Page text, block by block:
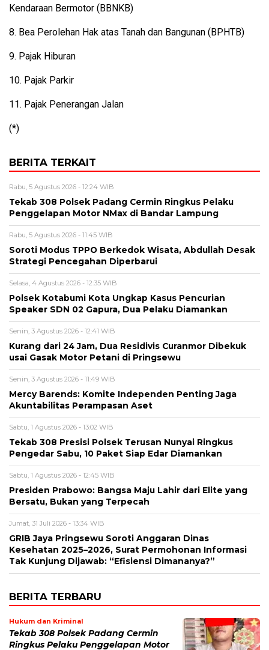
Kendaraan Bermotor (BBNKB)
8. Bea Perolehan Hak atas Tanah dan Bangunan (BPHTB)
9. Pajak Hiburan
10. Pajak Parkir
11. Pajak Penerangan Jalan
(*)
BERITA TERKAIT
Rabu, 5 Agustus 2026 - 12:24 WIB
Tekab 308 Polsek Padang Cermin Ringkus Pelaku
Penggelapan Motor NMax di Bandar Lampung
Rabu, 5 Agustus 2026 - 11:45 WIB
Soroti Modus TPPO Berkedok Wisata, Abdullah Desak
Strategi Pencegahan Diperbarui
Selasa, 4 Agustus 2026 - 12:35 WIB
Polsek Kotabumi Kota Ungkap Kasus Pencurian
Speaker SDN 02 Gapura, Dua Pelaku Diamankan
Senin, 3 Agustus 2026 - 12:41 WIB
Kurang dari 24 Jam, Dua Residivis Curanmor Dibekuk
usai Gasak Motor Petani di Pringsewu
Senin, 3 Agustus 2026 - 11:49 WIB
Mercy Barends: Komite Independen Penting Jaga
Akuntabilitas Perampasan Aset
Sabtu, 1 Agustus 2026 - 13:02 WIB
Tekab 308 Presisi Polsek Terusan Nunyai Ringkus
Pengedar Sabu, 10 Paket Siap Edar Diamankan
Sabtu, 1 Agustus 2026 - 12:45 WIB
Presiden Prabowo: Bangsa Maju Lahir dari Elite yang
Bersatu, Bukan yang Terpecah
Jumat, 31 Juli 2026 - 13:34 WIB
GRIB Jaya Pringsewu Soroti Anggaran Dinas
Kesehatan 2025–2026, Surat Permohonan Informasi
Tak Kunjung Dijawab: “Efisiensi Dimananya?”
BERITA TERBARU
Hukum dan Kriminal
Tekab 308 Polsek Padang Cermin
Ringkus Pelaku Penggelapan Motor